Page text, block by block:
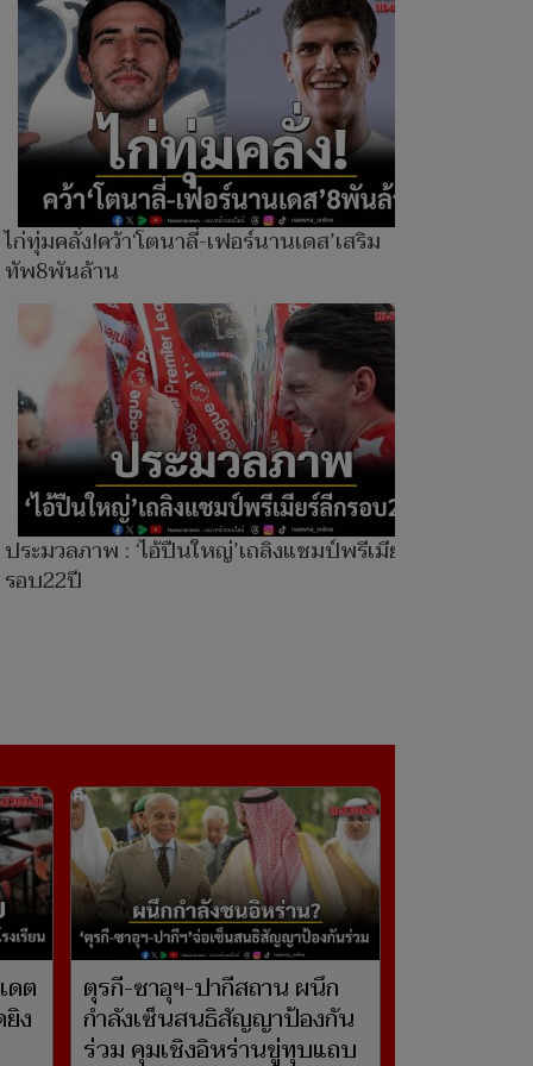
ไก่ทุ่มคลั่ง!คว้า‘โตนาลี่-เฟอร์นานเดส’เสริม
ทัพ8พันล้าน
ประมวลภาพ : ‘ไอ้ปืนใหญ่’เถลิงแชมป์พรีเมียร์ลีก
รอบ22ปี
ดต
ง
ตุรกี-ซาอุฯ-ปากีสถาน ผนึก
กำลังเซ็นสนธิสัญญาป้องกัน
ร่วม คุมเชิงอิหร่านขู่ทุบแถบ